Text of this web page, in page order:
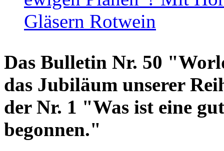
Gläsern Rotwein
Das Bulletin Nr. 50
das Jubiläum unserer
der Nr. 1 "Was ist eine
begonnen."